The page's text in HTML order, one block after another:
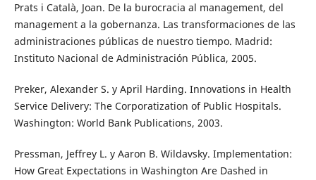
Prats i Català, Joan. De la burocracia al management, del
management a la gobernanza. Las transformaciones de las
administraciones públicas de nuestro tiempo. Madrid:
Instituto Nacional de Administración Pública, 2005.
Preker, Alexander S. y April Harding. Innovations in Health
Service Delivery: The Corporatization of Public Hospitals.
Washington: World Bank Publications, 2003.
Pressman, Jeffrey L. y Aaron B. Wildavsky. Implementation:
How Great Expectations in Washington Are Dashed in